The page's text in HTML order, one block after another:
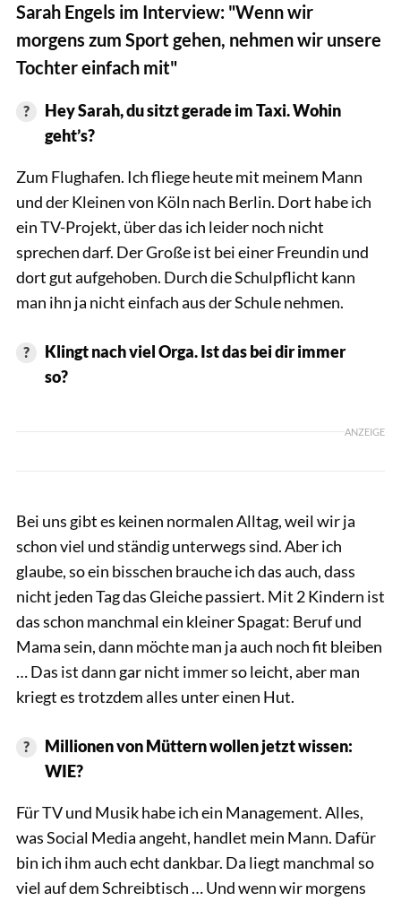
Sarah Engels im Interview: "Wenn wir
morgens zum Sport gehen, nehmen wir unsere
Tochter einfach mit"
Hey Sarah, du sitzt gerade im Taxi. Wohin
geht’s?
Zum Flughafen. Ich fliege heute mit meinem Mann
und der Kleinen von Köln nach Berlin. Dort habe ich
ein TV-Projekt, über das ich leider noch nicht
sprechen darf. Der Große ist bei einer Freundin und
dort gut aufgehoben. Durch die Schulpflicht kann
man ihn ja nicht einfach aus der Schule nehmen.
Klingt nach viel Orga. Ist das bei dir immer
so?
ANZEIGE
Bei uns gibt es keinen normalen Alltag, weil wir ja
schon viel und ständig unterwegs sind. Aber ich
glaube, so ein bisschen brauche ich das auch, dass
nicht jeden Tag das Gleiche passiert. Mit 2 Kindern ist
das schon manchmal ein kleiner Spagat: Beruf und
Mama sein, dann möchte man ja auch noch fit bleiben
… Das ist dann gar nicht immer so leicht, aber man
kriegt es trotzdem alles unter einen Hut.
Millionen von Müttern wollen jetzt wissen:
WIE?
Für TV und Musik habe ich ein Management. Alles,
was Social Media angeht, handlet mein Mann. Dafür
bin ich ihm auch echt dankbar. Da liegt manchmal so
viel auf dem Schreibtisch … Und wenn wir morgens